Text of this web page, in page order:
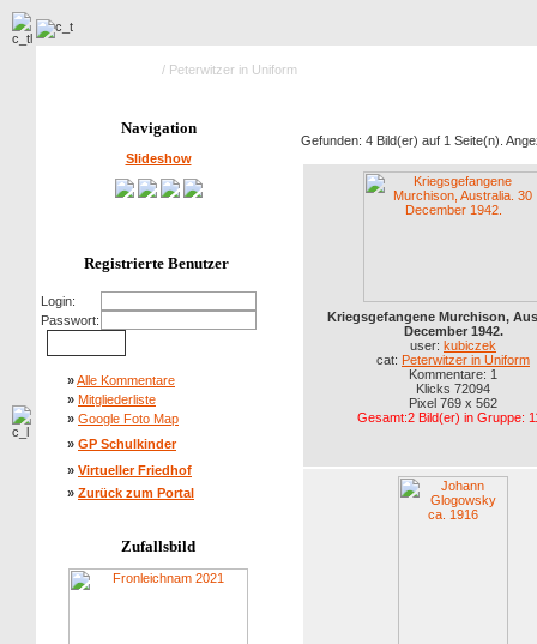
/ Peterwitzer in Uniform
Navigation
Slideshow
Registrierte Benutzer
Login:
Passwort:
»Alle Kommentare
» Mitgliederliste
» Google Foto Map
» GP Schulkinder
» Virtueller Friedhof
» Zurück zum Portal
Zufallsbild
Gefunden: 4 Bild(er) auf 1 Seite(n).
Kriegsgefangene Murchison,
December 1942.
user: kubiczek
cat: Peterwitzer in Uniform
Kommentare: 1
Klicks 72094
Pixel 769 x 562
Gesamt:2 Bild(er) in Gruppe: